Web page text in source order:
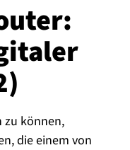
zu können,
die einem von